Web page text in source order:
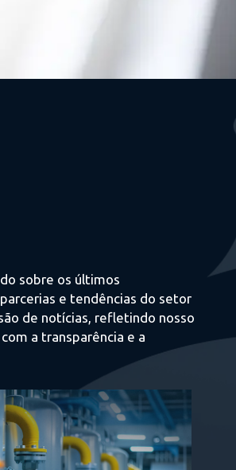
sobre os últimos
e tendências do setor
de notícias, refletindo nosso
a transparência e a